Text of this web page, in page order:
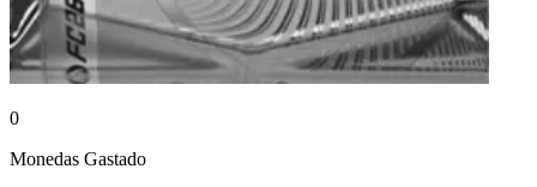
0
Monedas Gastado